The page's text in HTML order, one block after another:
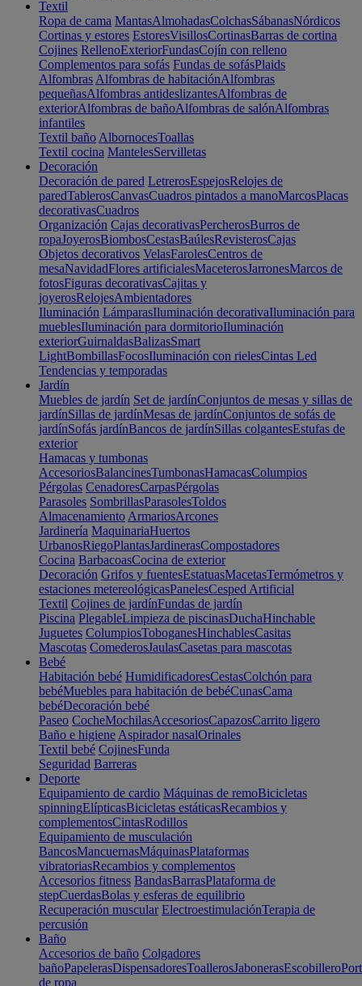
Textil
Ropa de cama MantasAlmohadasColchasSábanasNórdicos
Cortinas y estores EstoresVisillosCortinasBarras de cortina
Cojines RellenoExteriorFundasCojín con relleno
Complementos para sofás Fundas de sofásPlaids
Alfombras Alfombras de habitaciónAlfombras
pequeñasAlfombras antideslizantesAlfombras de
exteriorAlfombras de bañoAlfombras de salónAlfombras
infantiles
Textil baño AlbornocesToallas
Textil cocina MantelesServilletas
Decoración
Decoración de pared LetrerosEspejosRelojes de
paredTablerosCanvasCuadros pintados a manoMarcosPlacas
decorativasCuadros
Organización Cajas decorativasPercherosBurros de
ropaJoyerosBiombosCestasBaúlesRevisterosCajas
Objetos decorativos VelasFarolesCentros de
mesaNavidadFlores artificialesMaceterosJarronesMarcos de
fotosFiguras decorativasCajitas y
joyerosRelojesAmbientadores
Iluminación LámparasIluminación decorativaIluminación para
mueblesIluminación para dormitorioIluminación
exteriorGuirnaldasBalizasSmart
LightBombillasFocosIluminación con rielesCintas Led
Tendencias y temporadas
Jardín
Muebles de jardín Set de jardínConjuntos de mesas y sillas de
jardínSillas de jardínMesas de jardínConjuntos de sofás de
jardínSofás jardínBancos de jardínSillas colgantesEstufas de
exterior
Hamacas y tumbonas
AccesoriosBalancinesTumbonasHamacasColumpios
Pérgolas CenadoresCarpasPérgolas
Parasoles SombrillasParasolesToldos
Almacenamiento ArmariosArcones
Jardinería MaquinariaHuertos
UrbanosRiegoPlantasJardinerasCompostadores
Cocina BarbacoasCocina de exterior
Decoración Grifos y fuentesEstatuasMacetasTermómetros y
estaciones metereológicasPanelesCesped Artificial
Textil Cojines de jardínFundas de jardín
Piscina PlegableLimpieza de piscinasDuchaHinchable
Juguetes ColumpiosToboganesHinchablesCasitas
Mascotas ComederosJaulasCasetas para mascotas
Bebé
Habitación bebé HumidificadoresCestasColchón para
bebéMuebles para habitación de bebéCunasCama
bebéDecoración bebé
Paseo CocheMochilasAccesoriosCapazosCarrito ligero
Baño e higiene Aspirador nasalOrinales
Textil bebé CojinesFunda
Seguridad Barreras
Deporte
Equipamiento de cardio Máquinas de remoBicicletas
spinningElípticasBicicletas estáticasRecambios y
complementosCintasRodillos
Equipamiento de musculación
BancosMancuernasMáquinasPlataformas
vibratoriasRecambios y complementos
Accesorios fitness BandasBarrasPlataforma de
stepCuerdasBolas y esferas de equilibrio
Recuperación muscular ElectroestimulaciónTerapia de
percusión
Baño
Accesorios de baño Colgadores
bañoPapelerasDispensadoresToallerosJabonerasEscobillero
de ropa